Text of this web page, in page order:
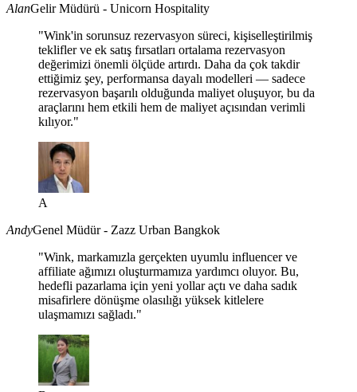
AlanGelir Müdürü - Unicorn Hospitality
"Wink'in sorunsuz rezervasyon süreci, kişiselleştirilmiş
teklifler ve ek satış fırsatları ortalama rezervasyon
değerimizi önemli ölçüde artırdı. Daha da çok takdir
ettiğimiz şey, performansa dayalı modelleri — sadece
rezervasyon başarılı olduğunda maliyet oluşuyor, bu da
araçlarını hem etkili hem de maliyet açısından verimli
kılıyor."
A
AndyGenel Müdür - Zazz Urban Bangkok
"Wink, markamızla gerçekten uyumlu influencer ve
affiliate ağımızı oluşturmamıza yardımcı oluyor. Bu,
hedefli pazarlama için yeni yollar açtı ve daha sadık
misafirlere dönüşme olasılığı yüksek kitlelere
ulaşmamızı sağladı."